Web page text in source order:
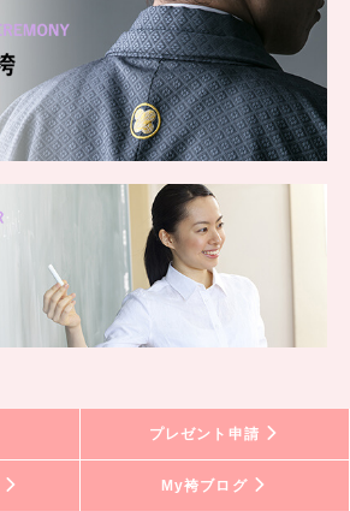
プレゼント申請
My袴ブログ